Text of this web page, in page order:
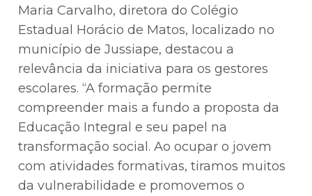
Maria Carvalho, diretora do Colégio
Estadual Horácio de Matos, localizado no
município de Jussiape, destacou a
relevância da iniciativa para os gestores
escolares. “A formação permite
compreender mais a fundo a proposta da
Educação Integral e seu papel na
transformação social. Ao ocupar o jovem
com atividades formativas, tiramos muitos
da vulnerabilidade e promovemos o